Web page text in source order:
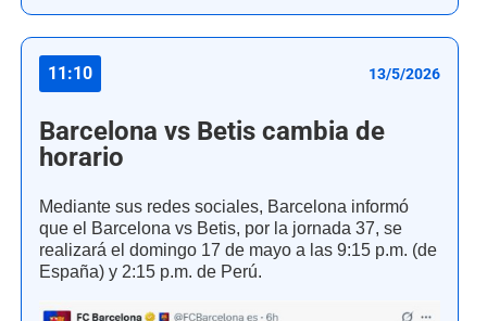
11:10 13/5/2026
Barcelona vs Betis cambia de
horario
Mediante sus redes sociales, Barcelona informó
que el Barcelona vs Betis, por la jornada 37, se
realizará el domingo 17 de mayo a las 9:15 p.m. (de
España) y 2:15 p.m. de Perú.